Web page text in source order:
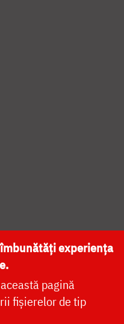
NAȚIONALĂ
experiența
pagină
fișierelor de tip